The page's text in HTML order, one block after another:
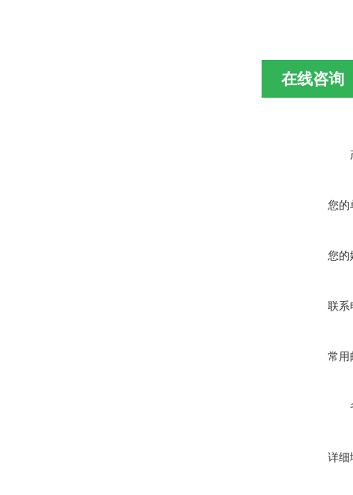
在线咨询
您的
您的
联系
常用
详细